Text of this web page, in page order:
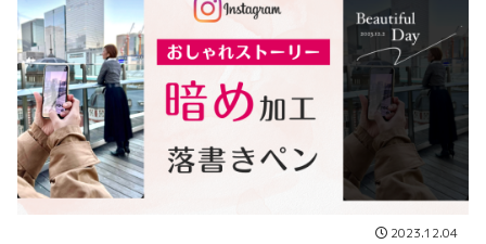
2023.12.04